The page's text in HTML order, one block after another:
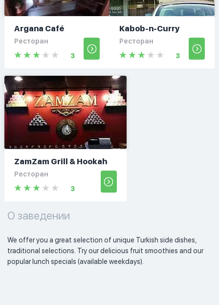
Argana Café
Ресторан
3
Kabob-n-Curry
Ресторан
3
ZamZam Grill & Hookah
Ресторан
3
О заведении
We offer you a great selection of unique Turkish side dishes,
traditional selections. Try our delicious fruit smoothies and our
popular lunch specials (available weekdays).